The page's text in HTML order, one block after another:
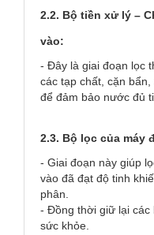
2.2. Bộ tiền xử lý –
vào:
- Đây là giai đoạn lọc
các tạp chất, cặn
để đảm bảo nước đủ
2.3. Bộ lọc của máy
- Giai đoạn này giúp
vào đã đạt độ tinh
phân.
- Đồng thời giữ lại các
sức khỏe.